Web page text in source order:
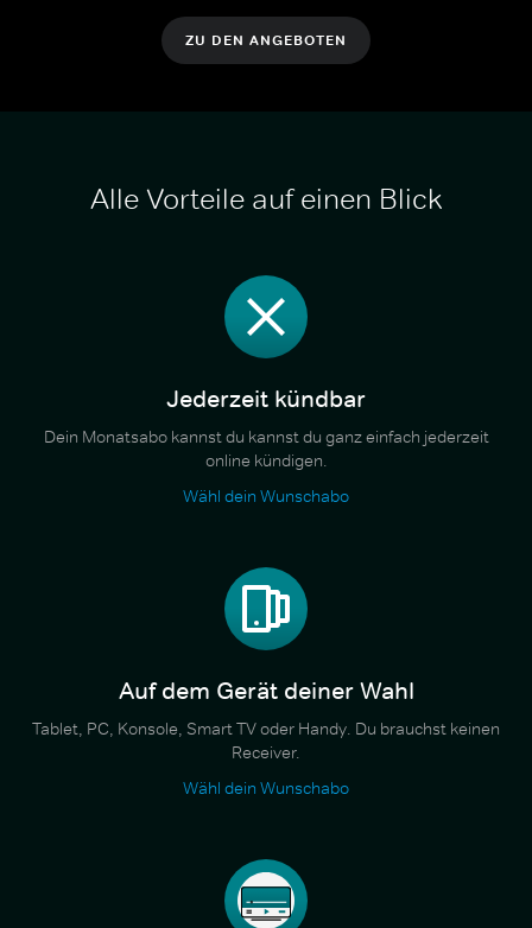
ZU DEN ANGEBOTEN
Alle Vorteile auf einen Blick
Jederzeit kündbar
Dein Monatsabo kannst du kannst du ganz einfach jederzeit
online kündigen.
Wähl dein Wunschabo
Auf dem Gerät deiner Wahl
Tablet, PC, Konsole, Smart TV oder Handy. Du brauchst keinen
Receiver.
Wähl dein Wunschabo